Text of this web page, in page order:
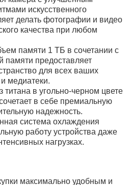
Galaxy S25 Ultra для
ночью?
Ultra хорошо
ночной
интеллектуальные
помогают
финального
функции AI